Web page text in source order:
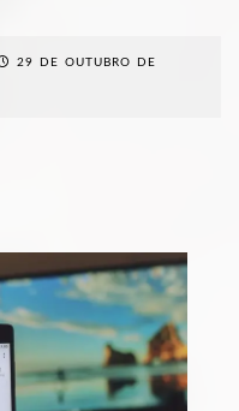
29 DE OUTUBRO DE